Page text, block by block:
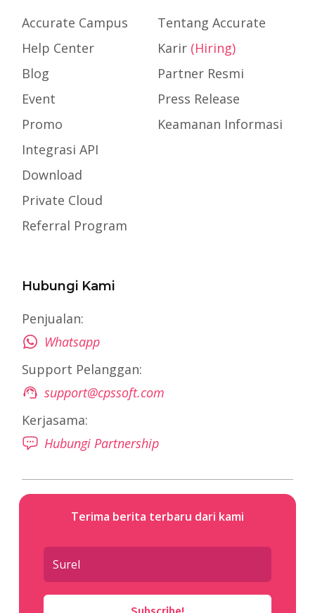
Accurate Campus
Help Center
Blog
Event
Promo
Integrasi API
Download
Private Cloud
Referral Program
Tentang Accurate
Karir (Hiring)
Partner Resmi
Press Release
Keamanan Informasi
Hubungi Kami
Penjualan:
Whatsapp
Support Pelanggan:
support@cpssoft.com
Kerjasama:
Hubungi Partnership
Terima berita terbaru dari kami